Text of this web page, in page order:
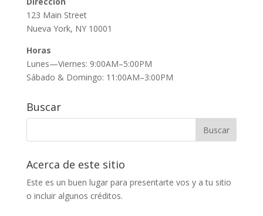
123 Main Street
Nueva York, NY 10001
Horas
Lunes—Viernes: 9:00AM–5:00PM
Sábado & Domingo: 11:00AM–3:00PM
Buscar
Acerca de este sitio
Este es un buen lugar para presentarte vos y a tu sitio
o incluir algunos créditos.